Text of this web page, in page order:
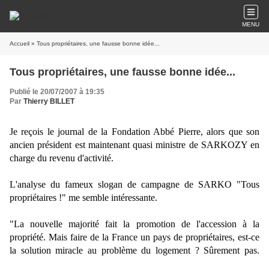
MENU
Accueil » Tous propriétaires, une fausse bonne idée...
Tous propriétaires, une fausse bonne idée...
Publié le 20/07/2007 à 19:35
Par Thierry BILLET
Je reçois le journal de la Fondation Abbé Pierre, alors que son
ancien président est maintenant quasi ministre de SARKOZY en
charge du revenu d'activité.
L'analyse du fameux slogan de campagne de SARKO "Tous
propriétaires !" me semble intéressante.
"La nouvelle majorité fait la promotion de l'accession à la
propriété. Mais faire de la France un pays de propriétaires, est-ce
la solution miracle au problème du logement ? Sûrement pas.